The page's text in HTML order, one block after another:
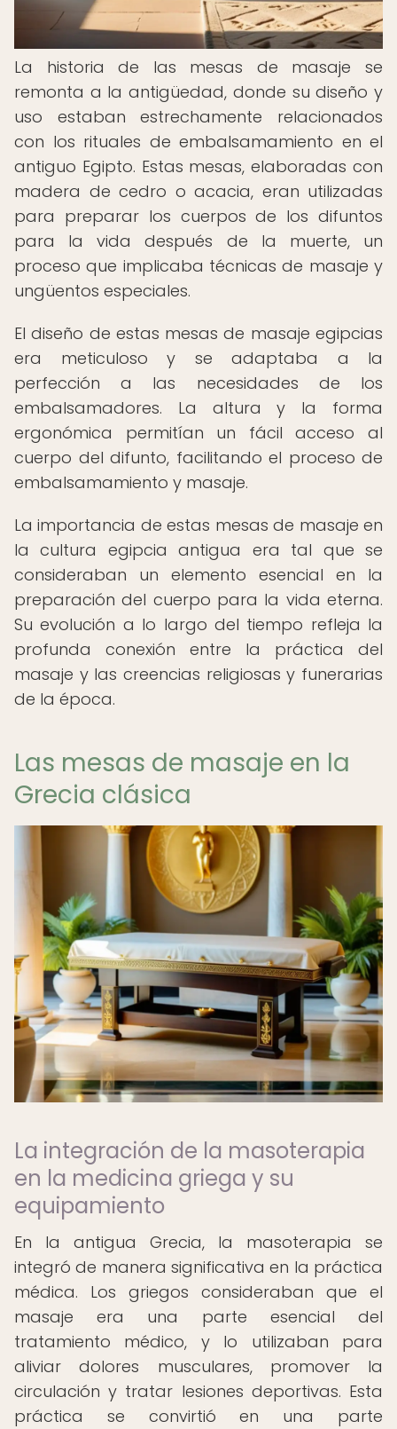
La historia de las mesas de masaje se
remonta a la antigüedad, donde su diseño y
uso estaban estrechamente relacionados
con los rituales de embalsamamiento en el
antiguo Egipto. Estas mesas, elaboradas con
madera de cedro o acacia, eran utilizadas
para preparar los cuerpos de los difuntos
para la vida después de la muerte, un
proceso que implicaba técnicas de masaje y
ungüentos especiales.
El diseño de estas mesas de masaje egipcias
era meticuloso y se adaptaba a la
perfección a las necesidades de los
embalsamadores. La altura y la forma
ergonómica permitían un fácil acceso al
cuerpo del difunto, facilitando el proceso de
embalsamamiento y masaje.
La importancia de estas mesas de masaje en
la cultura egipcia antigua era tal que se
consideraban un elemento esencial en la
preparación del cuerpo para la vida eterna.
Su evolución a lo largo del tiempo refleja la
profunda conexión entre la práctica del
masaje y las creencias religiosas y funerarias
de la época.
Las mesas de masaje en la
Grecia clásica
La integración de la masoterapia
en la medicina griega y su
equipamiento
En la antigua Grecia, la masoterapia se
integró de manera significativa en la práctica
médica. Los griegos consideraban que el
masaje era una parte esencial del
tratamiento médico, y lo utilizaban para
aliviar dolores musculares, promover la
circulación y tratar lesiones deportivas. Esta
práctica se convirtió en una parte